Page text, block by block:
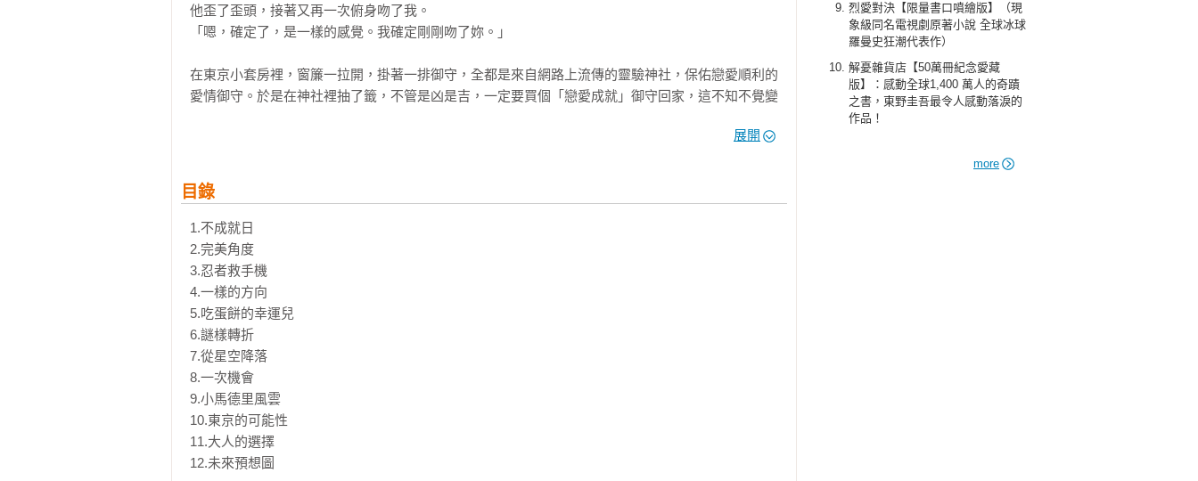
烈愛對決【限量書口噴繪版】（現
象級同名電視劇原著小說 全球冰球
羅曼史狂潮代表作）
解憂雜貨店【50萬冊紀念愛藏
版】：感動全球1,400 萬人的奇蹟
之書，東野圭吾最令人感動落淚的
作品！
more
他歪了歪頭，接著又再一次俯身吻了我。
「嗯，確定了，是一樣的感覺。我確定剛剛吻了妳。」
在東京小套房裡，窗簾一拉開，掛著一排御守，全都是來自網路上流傳的靈驗神社，保佑戀愛順利的
愛情御守。於是在神社裡抽了籤，不管是凶是吉，一定要買個「戀愛成就」御守回家，這不知不覺變
直到地震那天，在沒有熱水的髮廊裡，那二十一歲男孩的貼心舉動把我弄哭了。
在我的生命裡，妳在我遇到妳的那一天才剛誕生。
所以，妳的年齡就是從那一天開始算起。現在還只是個新生兒而已呢。
永遠都在等待機會的我，永遠都在依賴奶奶和前男友的我，永遠都在神明面前祈求「戀愛成就」的
我，何德何能，可以讓這樣的一個男孩要求著，給他一次機會呢？老天爺真的會網開一面，放過我愛
情的「不成就日」，給我一個生日大禮嗎？
三十二歲與二十一歲。陳姿瑛和山本拓海。奶奶用愛才能成就的美味蛋餅。不要太稀，也不要太濃；
不能太厚，也不能太薄。愛情，亦是如此。
這些小說角色，濃縮了旅日作家張維中生活在東京近七年，眼中所觀察到的日本人和台灣人的人際關
係。有的是所謂的哈日族，喜歡日本而來到東京，打定主意談戀愛非得跟日本人才行；有的則是到了
展開
目錄
1.不成就日
2.完美角度
3.忍者救手機
4.一樣的方向
5.吃蛋餅的幸運兒
6.謎樣轉折
7.從星空降落
8.一次機會
9.小馬德里風雲
10.東京的可能性
11.大人的選擇